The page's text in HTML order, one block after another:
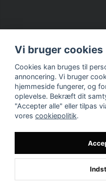
Vi bruger cookies
Cookies kan bruges til
annoncering. Vi bruger
hjemmeside fungerer, og
oplevelse. Bekræft dit
"Accepter alle" eller tilpas
vores cookiepolitik.